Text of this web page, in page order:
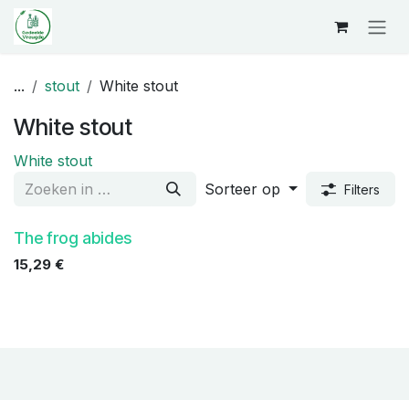
Overslaan naar inhoud
... stout White stout
White stout
White stout
Sorteer op
Filters
The frog abides
15,29 €